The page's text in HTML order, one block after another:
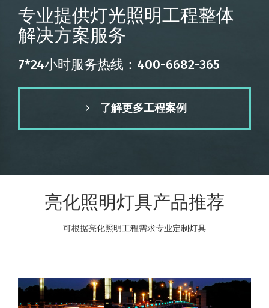
专业提供灯光照明工程整体
解决方案服务
7*24小时服务热线：400-6682-365
了解更多工程案例
亮化照明灯具产品推荐
可根据亮化照明工程需求专业定制灯具